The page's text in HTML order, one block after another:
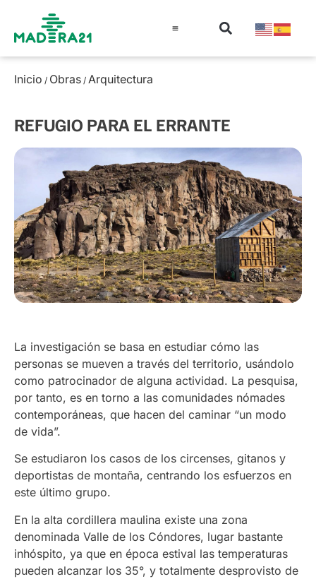
Inicio / Obras / Arquitectura
REFUGIO PARA EL ERRANTE
La investigación se basa en estudiar cómo las
personas se mueven a través del territorio, usándolo
como patrocinador de alguna actividad. La pesquisa,
por tanto, es en torno a las comunidades nómades
contemporáneas, que hacen del caminar “un modo
de vida”.
Se estudiaron los casos de los circenses, gitanos y
deportistas de montaña, centrando los esfuerzos en
este último grupo.
En la alta cordillera maulina existe una zona
denominada Valle de los Cóndores, lugar bastante
inhóspito, ya que en época estival las temperaturas
pueden alcanzar los 35°, y totalmente desprovisto de